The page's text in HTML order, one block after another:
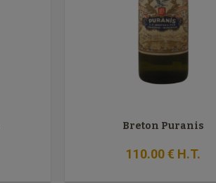
Breton Puranis
110.00€ H.T.